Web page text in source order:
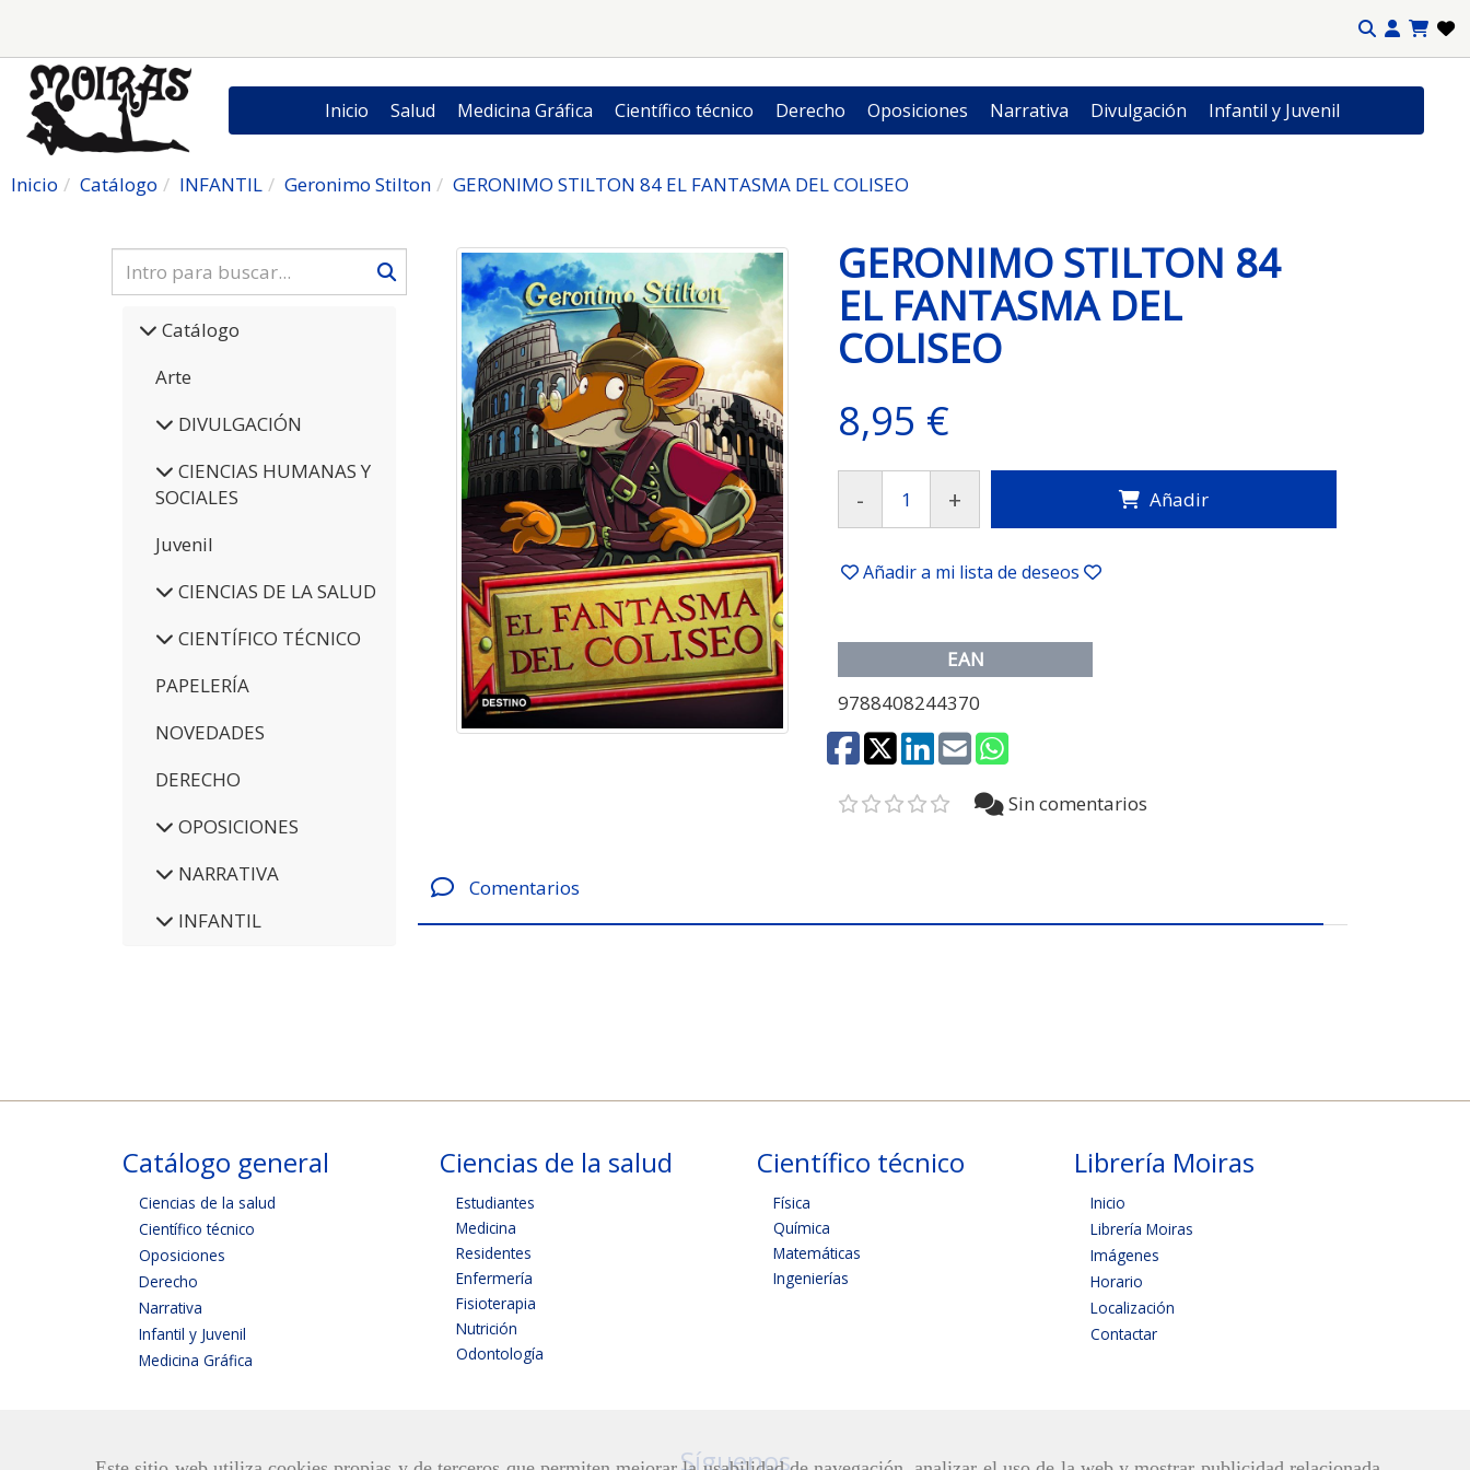
Inicio Salud Medicina Gráfica Científico técnico Derecho Oposiciones Narrativa Divulgación Infantil y Juvenil
Inicio Catálogo INFANTIL Geronimo Stilton GERONIMO STILTON 84 EL FANTASMA DEL COLISEO
Catálogo
Arte
DIVULGACIÓN
CIENCIAS HUMANAS Y
SOCIALES
Juvenil
CIENCIAS DE LA SALUD
CIENTÍFICO TÉCNICO
PAPELERÍA
NOVEDADES
DERECHO
OPOSICIONES
NARRATIVA
INFANTIL
GERONIMO STILTON 84
EL FANTASMA DEL
COLISEO
8,95 €
- + Añadir
Añadir a mi lista de deseos
EAN
9788408244370
Sin comentarios
Comentarios
Catálogo general
Ciencias de la salud
Científico técnico
Oposiciones
Derecho
Narrativa
Infantil y Juvenil
Medicina Gráfica
Ciencias de la salud
Estudiantes
Medicina
Residentes
Enfermería
Fisioterapia
Nutrición
Odontología
Científico técnico
Física
Química
Matemáticas
Ingenierías
Librería Moiras
Inicio
Librería Moiras
Imágenes
Horario
Localización
Contactar
Síguenos